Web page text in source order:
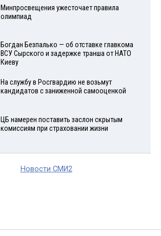
Минпросвещения ужесточает правила
олимпиад
Богдан Безпалько — об отставке главкома
ВСУ Сырского и задержке транша от НАТО
Киеву
На службу в Росгвардию не возьмут
кандидатов с заниженной самооценкой
ЦБ намерен поставить заслон скрытым
комиссиям при страховании жизни
Новости СМИ2